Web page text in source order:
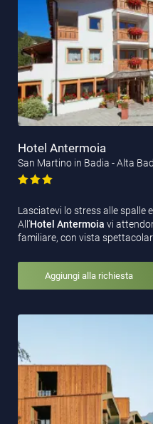
Hotel Antermoia
San Martino in Badia - Alta
Lasciatevi lo stress alle spalle
All’Hotel Antermoia vi
familiare, con vista
Aggiungi alla richiesta